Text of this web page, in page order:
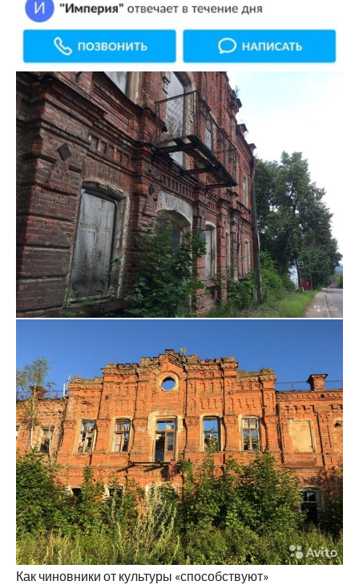
Как чиновники от культуры «способствуют»